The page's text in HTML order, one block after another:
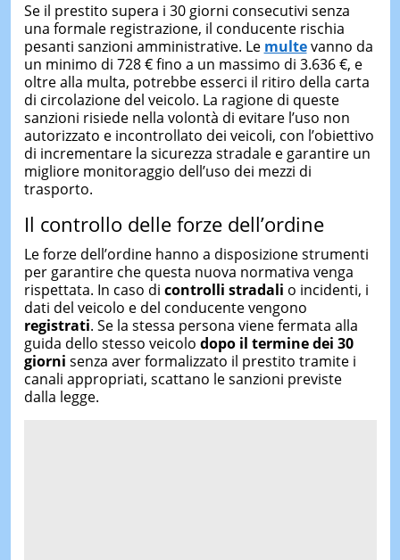
Se il prestito supera i 30 giorni consecutivi senza
una formale registrazione, il conducente rischia
pesanti sanzioni amministrative. Le multevanno da
un minimo di 728 € fino a un massimo di 3.636 €, e
oltre alla multa, potrebbe esserci il ritiro della carta
di circolazione del veicolo. La ragione di queste
sanzioni risiede nella volontà di evitare l’uso non
autorizzato e incontrollato dei veicoli, con l’obiettivo
di incrementare la sicurezza stradale e garantire un
migliore monitoraggio dell’uso dei mezzi di
trasporto.
Il controllo delle forze dell’ordine
Le forze dell’ordine hanno a disposizione strumenti
per garantire che questa nuova normativa venga
rispettata. In caso di controlli stradali o incidenti, i
dati del veicolo e del conducente vengono
registrati. Se la stessa persona viene fermata alla
guida dello stesso veicolo dopo il termine dei 30
giorni senza aver formalizzato il prestito tramite i
canali appropriati, scattano le sanzioni previste
dalla legge.